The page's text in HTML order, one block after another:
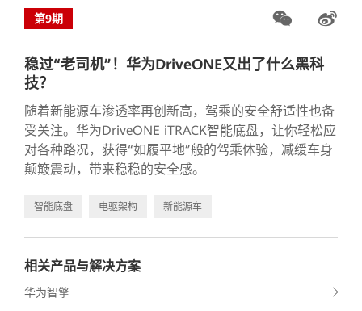
第9期
稳过“老司机”！华为DriveONE又出了什么黑科
技？
随着新能源车渗透率再创新高，驾乘的安全舒适性也备
受关注。华为DriveONE iTRACK智能底盘，让你轻松应
对各种路况，获得“如履平地”般的驾乘体验，减缓车身
颠簸震动，带来稳稳的安全感。
智能底盘 电驱架构 新能源车
相关产品与解决方案
华为智擎